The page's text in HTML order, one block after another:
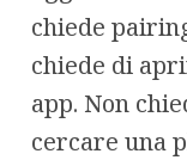
chiede
chiede di
app. Non
cercare una